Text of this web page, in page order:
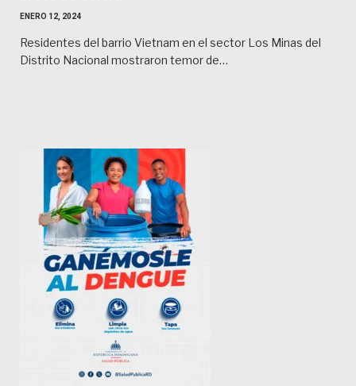
ENERO 12, 2024
Residentes del barrio Vietnam en el sector Los Minas del
Distrito Nacional mostraron temor de…